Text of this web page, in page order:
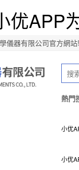
优APP
儀器有限公司官方網站!
熱門
小优
小优